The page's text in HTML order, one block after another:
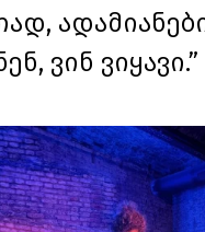
ვინ ვიყავი.”